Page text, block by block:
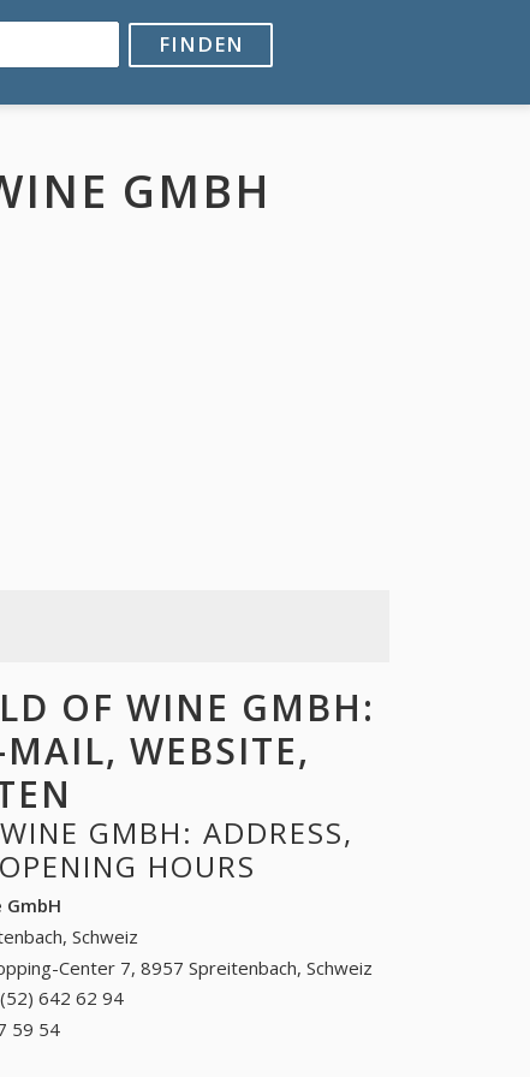
FINDEN
GMBH
OF WINE GMBH:
WEBSITE,
GMBH: ADDRESS,
HOURS
Schweiz
Center 7, 8957 Spreitenbach, Schweiz
642 62 94
59 54